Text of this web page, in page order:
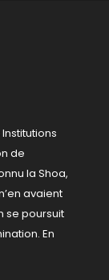
de
la Shoa,
avaient
se poursuit
En